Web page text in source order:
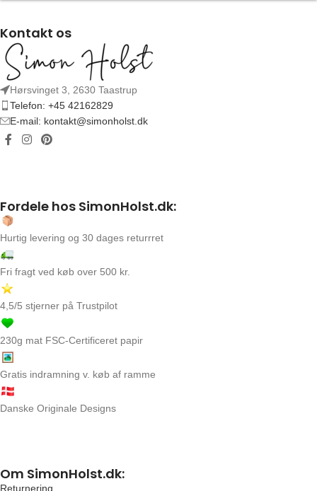
Kontakt os
Hørsvinget 3, 2630 Taastrup
Telefon: +45 42162829
E-mail: kontakt@simonholst.dk
Fordele hos SimonHolst.dk:
Hurtig levering og 30 dages returrret
Fri fragt ved køb over 500 kr.
4,5/5 stjerner på Trustpilot
230g mat FSC-Certificeret papir
Gratis indramning v. køb af ramme
Danske Originale Designs
Om SimonHolst.dk:
Returnering